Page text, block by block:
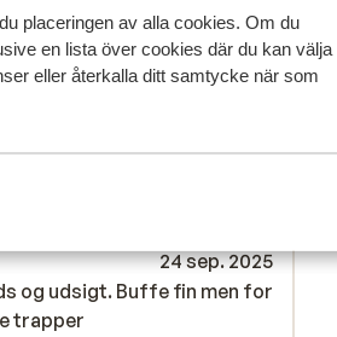
placeringen av alla cookies. Om du
en lista över cookies där du kan välja
eller återkalla ditt samtycke när som
24 sep. 2025
og udsigt. Buffe fin men for
trapper
og udsigt. Buffe fin men for
trapper